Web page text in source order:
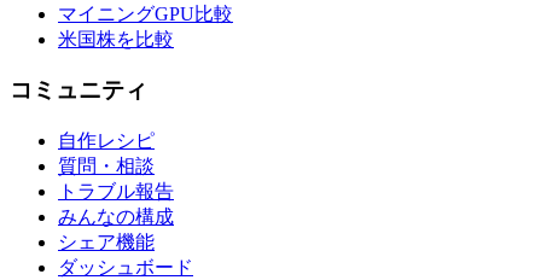
マイニングGPU比較
米国株を比較
コミュニティ
自作レシピ
質問・相談
トラブル報告
みんなの構成
シェア機能
ダッシュボード